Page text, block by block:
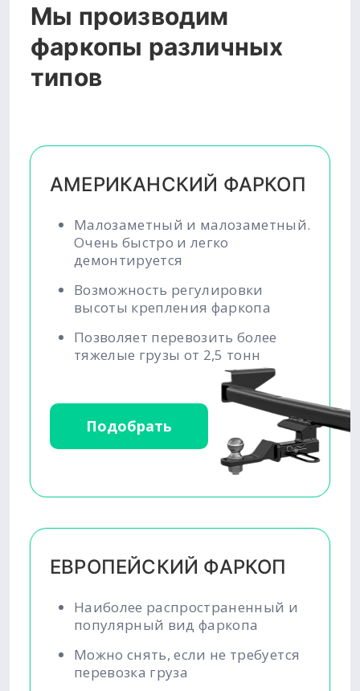
Мы производим
фаркопы различных
типов
АМЕРИКАНСКИЙ ФАРКОП
Малозаметный и малозаметный.
Очень быстро и легко
демонтируется
Возможность регулировки
высоты крепления фаркопа
Позволяет перевозить более
тяжелые грузы от 2,5 тонн
Подобрать
ЕВРОПЕЙСКИЙ ФАРКОП
Наиболее распространенный и
популярный вид фаркопа
Можно снять, если не требуется
перевозка груза